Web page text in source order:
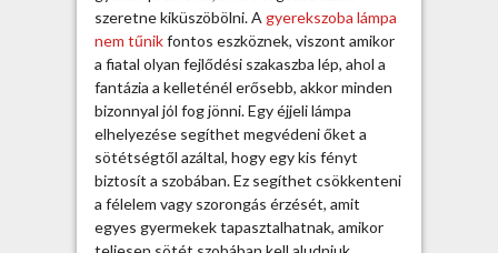
g
z
é
e
szeretne kiküszöbölni. A gyerekszoba lámpa
nem tűnikfontos eszköznek, viszont amikor
a fiatal olyan fejlődési szakaszba lép, ahol a
fantázia a kelleténél erősebb, akkor minden
bizonnyal jól fog jönni. Egy éjjeli lámpa
elhelyezése segíthet megvédeni őket a
sötétségtől azáltal, hogy egy kis fényt
biztosít a szobában. Ez segíthet csökkenteni
a félelem vagy szorongás érzését, amit
egyes gyermekek tapasztalhatnak, amikor